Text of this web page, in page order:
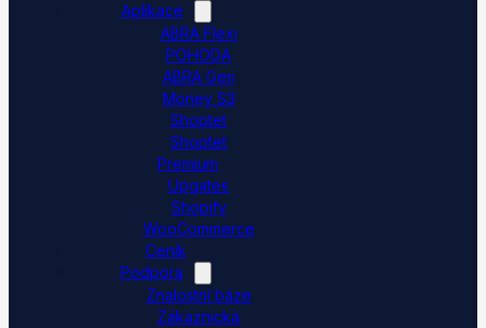
Aplikace
ABRA Flexi
POHODA
ABRA Gen
Money S3
Shoptet
Shoptet
Premium
Upgates
Shopify
WooCommerce
Ceník
Podpora
Znalostní báze
Zákaznická